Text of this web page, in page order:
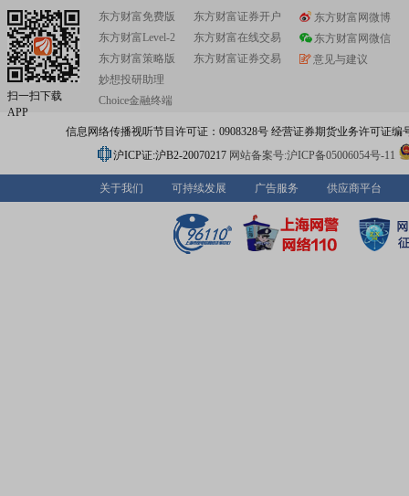
扫一扫下载
APP
东方财富免费版
东方财富Level-2
东方财富策略版
妙想投研助理
Choice金融终端
东方财富证券开户
东方财富在线交易
东方财富证券交易
东方财富网微博
东方财富网微信
意见与建议
信息网络传播视听节目许可证：0908328号 经营证券期货业务许可证编
沪ICP证:沪B2-20070217 网站备案号:沪ICP备05006054号-11
关于我们 可持续发展 广告服务 供应商平台